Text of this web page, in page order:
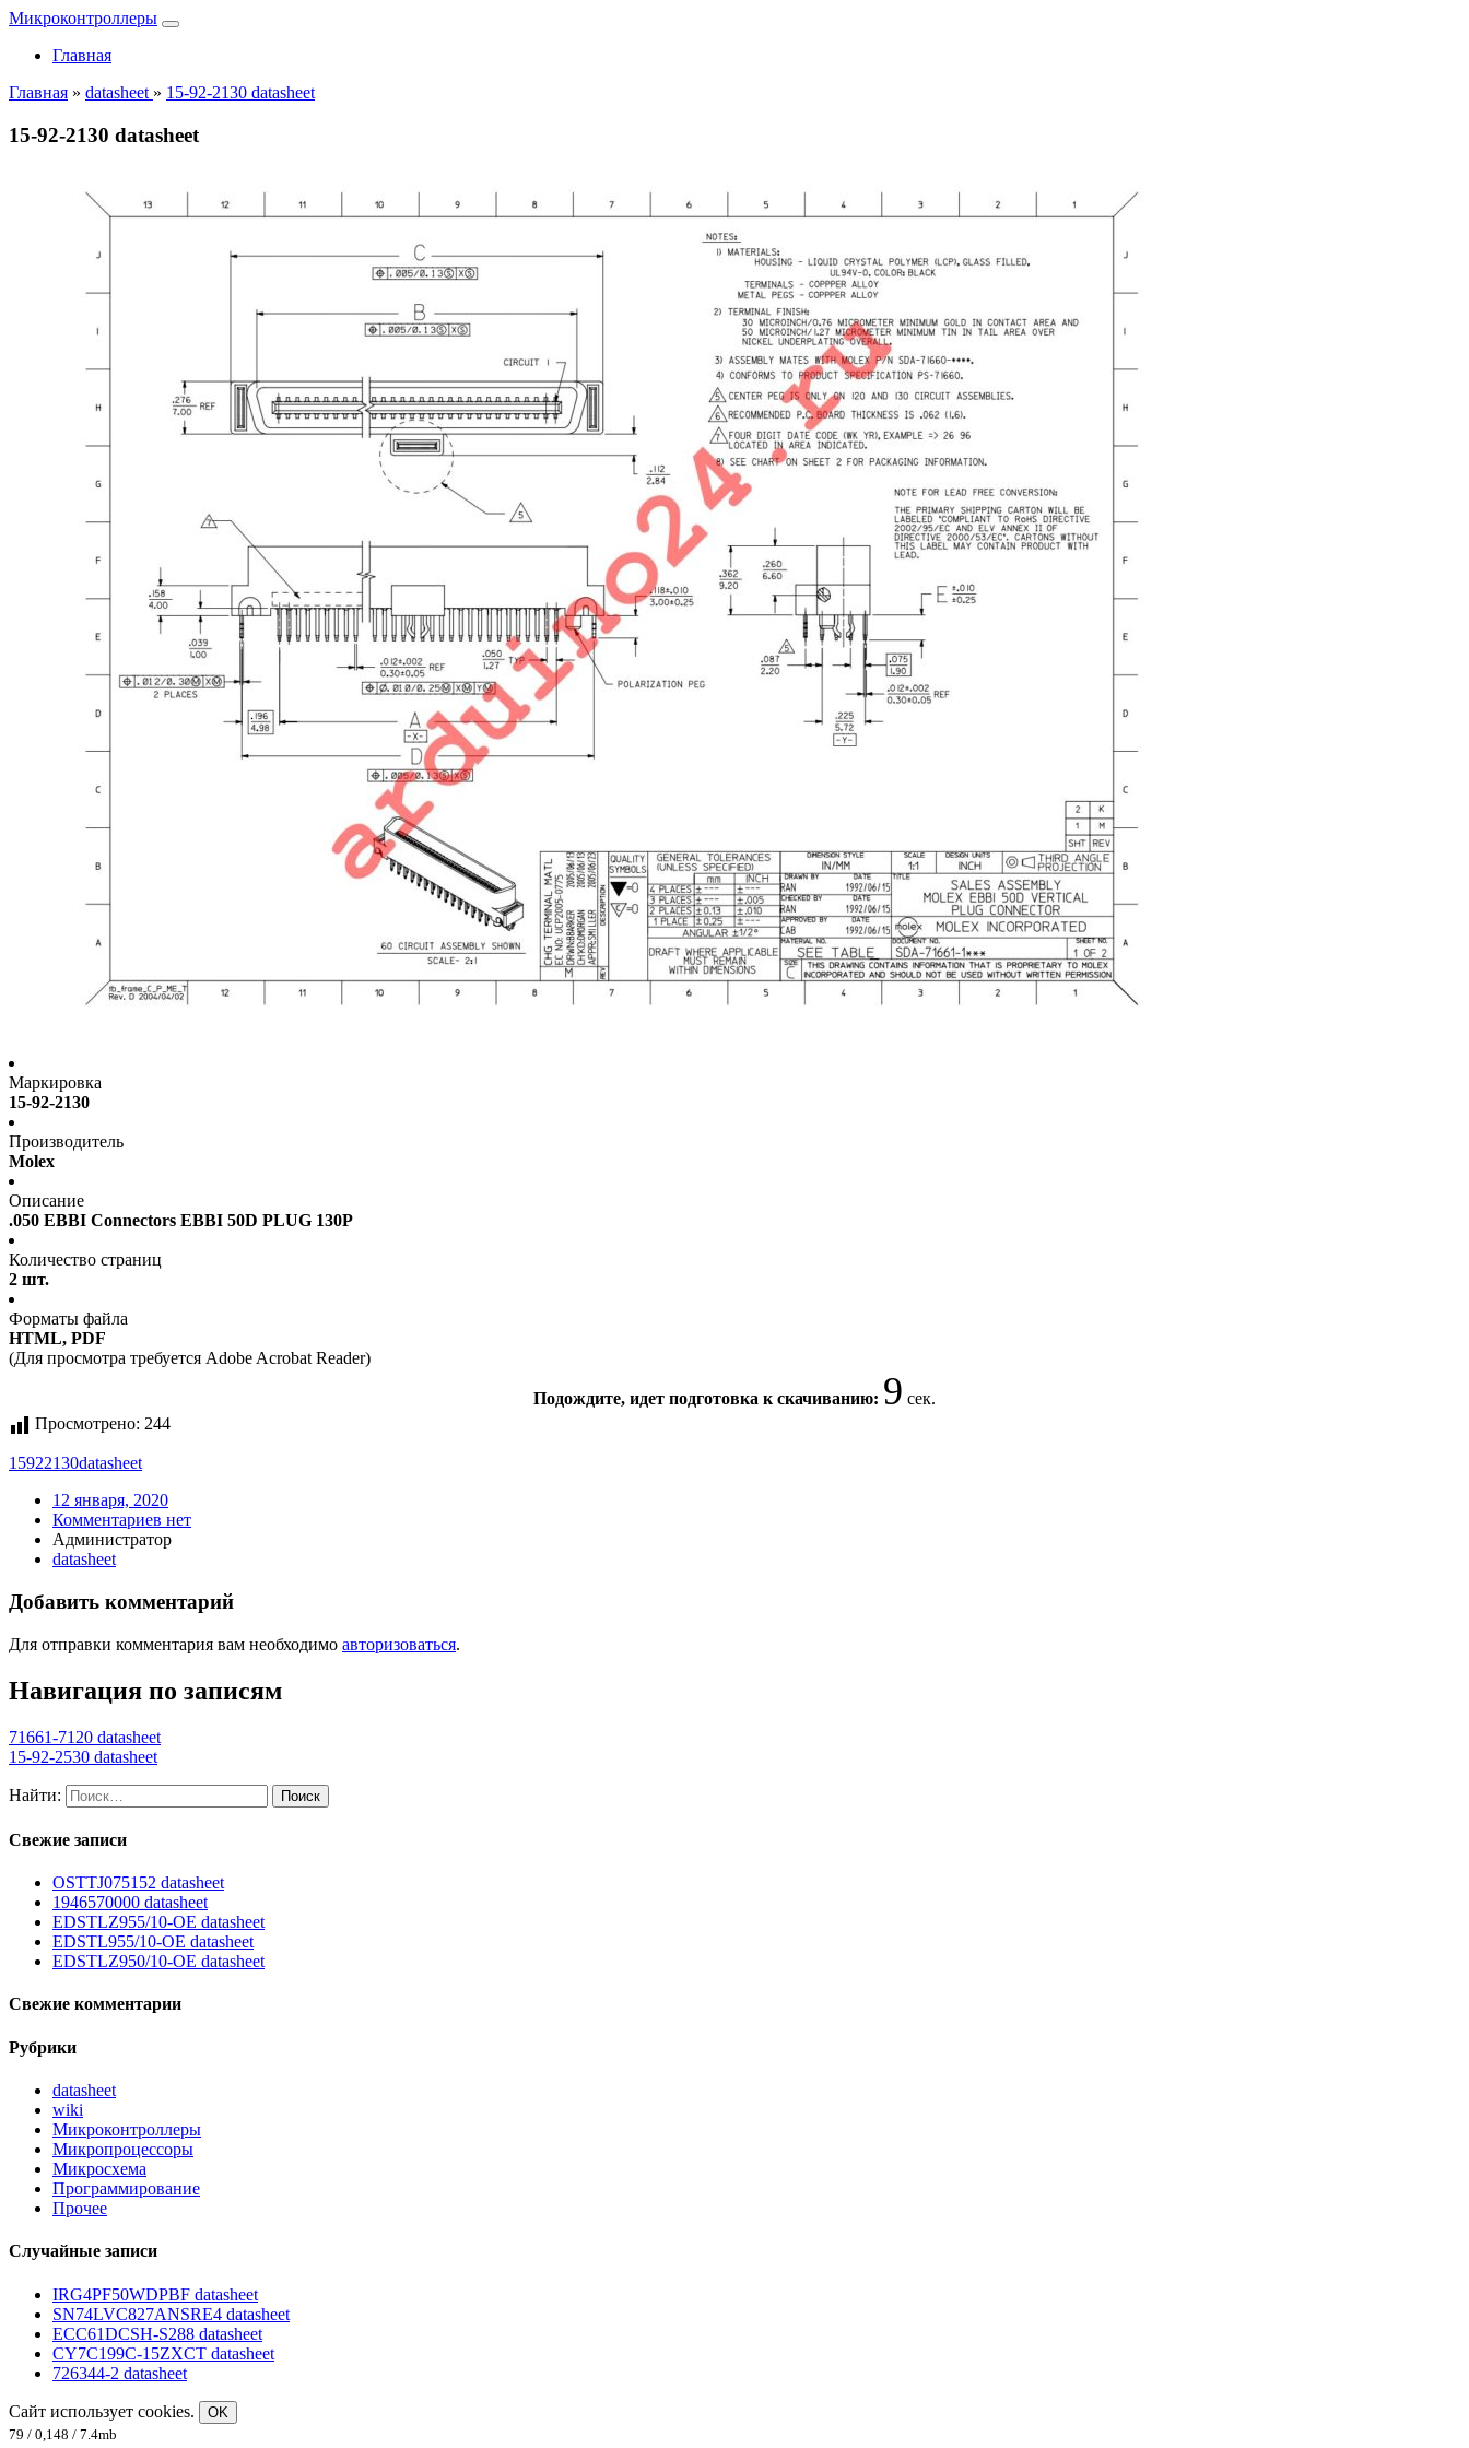
Микроконтроллеры
Главная
Главная » datasheet » 15-92-2130 datasheet
15-92-2130 datasheet
Маркировка
15-92-2130
Производитель
Molex
Описание
.050 EBBI Connectors EBBI 50D PLUG 130P
Количество страниц
2 шт.
Форматы файла
HTML, PDF
(Для просмотра требуется Adobe Acrobat Reader)
Подождите, идет подготовка к скачиванию: 8 сек.
Просмотрено: 244
15922130datasheet
12 января, 2020
Комментариев нет
Администратор
datasheet
Добавить комментарий
Для отправки комментария вам необходимо авторизоваться.
Навигация по записям
71661-7120 datasheet
15-92-2530 datasheet
Найти:
Свежие записи
OSTTJ075152 datasheet
1946570000 datasheet
EDSTLZ955/10-OE datasheet
EDSTL955/10-OE datasheet
EDSTLZ950/10-OE datasheet
Свежие комментарии
Рубрики
datasheet
wiki
Микроконтроллеры
Микропроцессоры
Микросхема
Программирование
Прочее
Случайные записи
IRG4PF50WDPBF datasheet
SN74LVC827ANSRE4 datasheet
ECC61DCSH-S288 datasheet
CY7C199C-15ZXCT datasheet
726344-2 datasheet
Сайт использует cookies.
OK
79 / 0,148 / 7.4mb